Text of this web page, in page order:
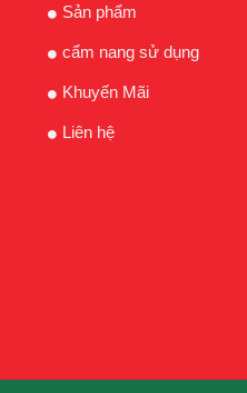
Sản phẩm
cẩm nang sử dụng
Khuyến Mãi
Liên hệ